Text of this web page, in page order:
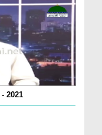
2021